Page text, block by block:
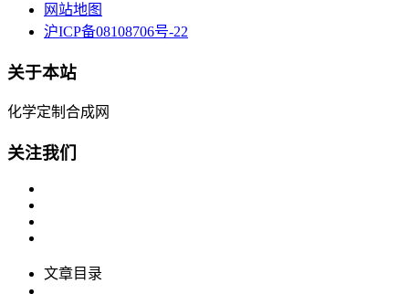
网站地图
沪ICP备08108706号-22
关于本站
化学定制合成网
关注我们
文章目录